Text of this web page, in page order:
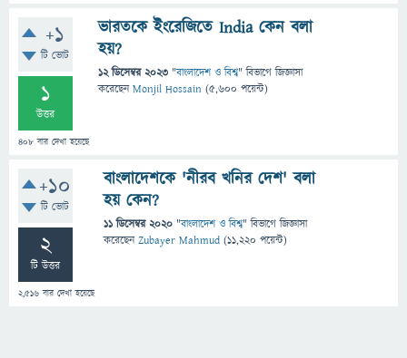
+1
টি ভোট
1
উত্তর
408 বার দেখা হয়েছে
ভারতকে ইংরেজিতে India কেন বলা
হয়?
12 ডিসেম্বর 2023 "বাংলাদেশ ও বিশ্ব" বিভাগে জিজ্ঞাসা
করেছেনMonjil Hossain (5,600 পয়েন্ট)
+10
টি ভোট
2
টি উত্তর
2,516 বার দেখা হয়েছে
বাংলাদেশকে 'নীরব খনির দেশ' বলা
হয় কেন?
11 ডিসেম্বর 2020 "বাংলাদেশ ও বিশ্ব" বিভাগে জিজ্ঞাসা
করেছেনZubayer Mahmud (11,220 পয়েন্ট)